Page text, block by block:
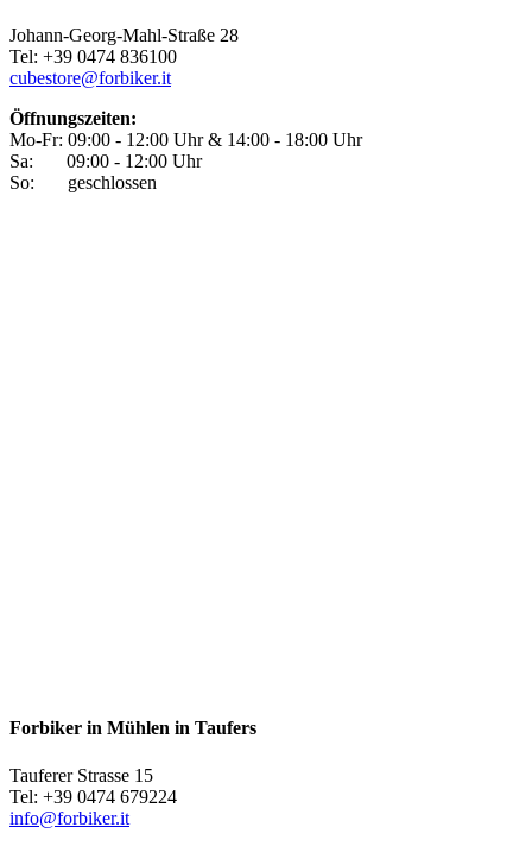
Johann-Georg-Mahl-Straße 28
Tel: +39 0474 836100
cubestore@forbiker.it
Öffnungszeiten:
Mo-Fr: 09:00 - 12:00 Uhr & 14:00 - 18:00 Uhr
Sa: 09:00 - 12:00 Uhr
So: geschlossen
Forbiker in Mühlen in Taufers
Tauferer Strasse 15
Tel: +39 0474 679224
info@forbiker.it